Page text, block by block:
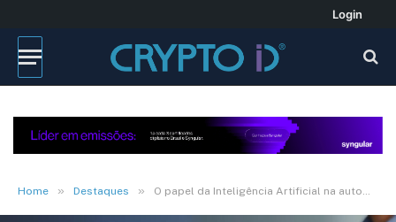
Login
Home » Destaques » O papel da Inteligência Artificial na automatização da gestão de despesas corporativas